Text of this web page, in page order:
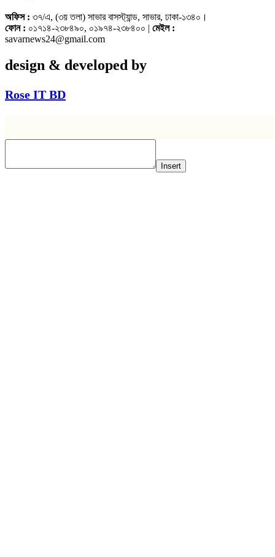
অফিস : ৩৭/এ, (৩য় তলা) সাভার বাসস্ট্যান্ড, সাভার, ঢাকা-১৩৪০।
ফোন : ০১৭১৪-২৩৮৪৯০, ০১৯৭৪-২৩৮৪০০ | মেইল :
savarnews24@gmail.com
design & developed by
Rose IT BD
Insert